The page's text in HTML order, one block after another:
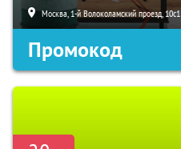
Москва, 1-й Волоколамский проезд, 10с1
Промокод